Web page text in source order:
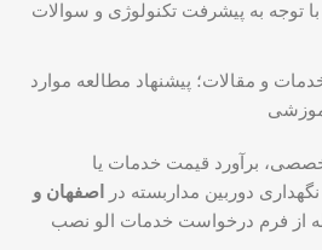
توجه به پیشرفت تکنولوژی و سوالات
و مقالات؛ پیشنهاد مطالعه موارد
برآورد قیمت خدمات یا
دوربین مداربسته در
اصفهان و
از فرم درخواست خدمات الو نصب